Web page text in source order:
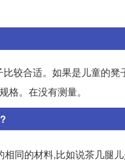
较合适。如果是儿童的
格。在没有测量。
同的材料,比如说茶几腿